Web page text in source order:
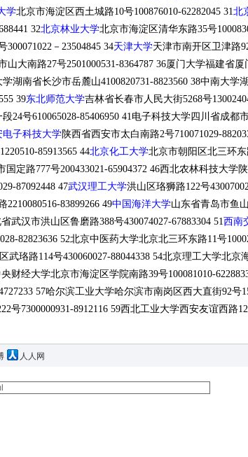
学北京市海淀区西土城路10号100876010-62282045 31北
32北京林业大学北京市海淀区清华东路35号
－23504845 34天津大学天津市南开区卫津路
山大南路27号2501000531-8364787 36厦门大学福建省厦
湖南省长沙市岳麓山4100820731-8823560 38中南大学
39东北师范大学吉林省长春市人民大街5268号
24号610065028-85406950 41电子科技大学四川省成都
电子科技大学陕西省西安市太白南路2号710071029-
85913565 44北京化工大学北京市朝阳区北三环东
国定路777号200433021-65904372 46西北农林科技大学
87092448 47武汉理工大学洪山区珞狮路122号
83899266 49中国海洋大学山东省青岛市鱼
武汉市洪山区鲁磨路388号430074027-67883304 51西南
82823636 52北京中医药大学北京北三环东路11号
武珞路114号430060027-88044338 54北京理工大学北京
财经大学北京市海淀区学院南路39号100081010-
57哈尔滨工业大学哈尔滨市南岗区西大直街92号
号7300000931-8912116 59西北工业大学西安友谊西路
人人网